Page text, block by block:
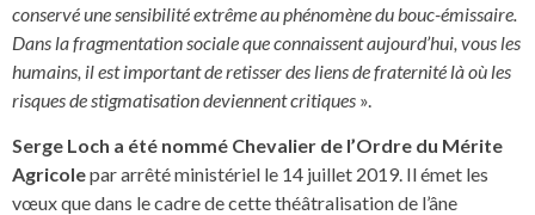
conservé une sensibilité extrême au phénomène du bouc-émissaire.
Dans la fragmentation sociale que connaissent aujourd’hui, vous les
humains, il est important de retisser des liens de fraternité là où les
risques de stigmatisation deviennent critiques ».
Serge Loch a été nommé Chevalier de l’Ordre du Mérite
Agricolepar arrêté ministériel le 14 juillet 2019. Il émet les
vœux que dans le cadre de cette théâtralisation de l’âne